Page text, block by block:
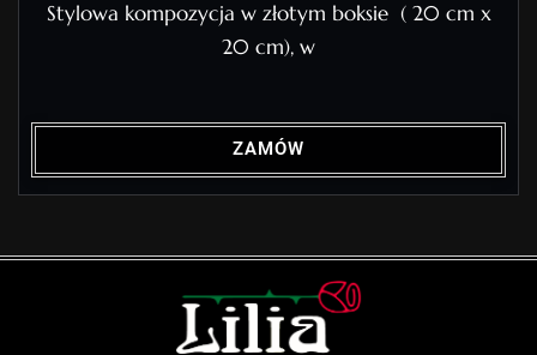
Stylowa kompozycja w złotym boksie ( 20 cm x
20 cm), w
ZAMÓW